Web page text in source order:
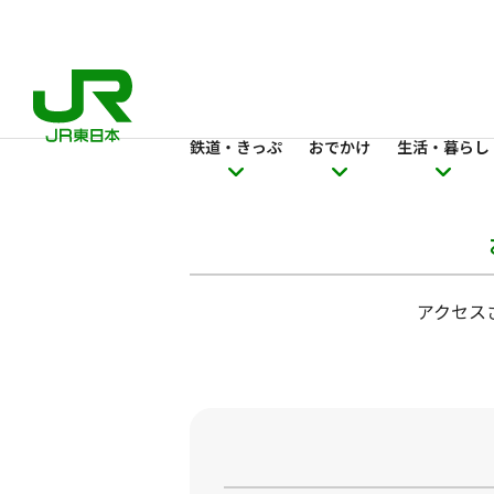
鉄道・きっぷ おでかけ 生活・暮らし
アクセス